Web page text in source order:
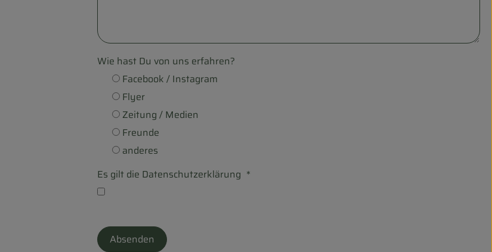
Wie hast Du von uns erfahren?
Facebook / Instagram
Flyer
Zeitung / Medien
Freunde
anderes
Es gilt die Datenschutzerklärung *
Absenden